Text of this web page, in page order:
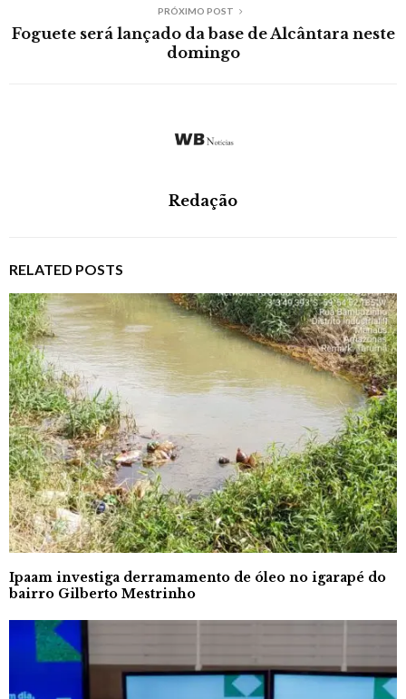
PRÓXIMO POST
Foguete será lançado da base de Alcântara neste
domingo
Redação
RELATED POSTS
Ipaam investiga derramamento de óleo no igarapé do
bairro Gilberto Mestrinho